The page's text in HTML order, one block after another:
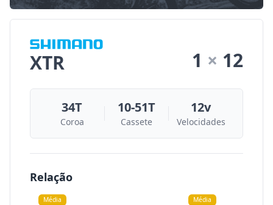
XTR 1 × 12
Coroa
34T
Cassete
10-51T
Velocidades
12v
Relação
Média Média